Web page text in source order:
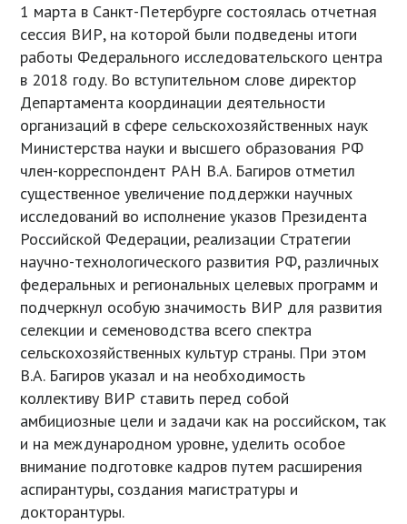
1 марта в Санкт-Петербурге состоялась отчетная
сессия ВИР, на которой были подведены итоги
работы Федерального исследовательского центра
в 2018 году. Во вступительном слове директор
Департамента координации деятельности
организаций в сфере сельскохозяйственных наук
Министерства науки и высшего образования РФ
член-корреспондент РАН В.А. Багиров отметил
существенное увеличение поддержки научных
исследований во исполнение указов Президента
Российской Федерации, реализации Стратегии
научно-технологического развития РФ, различных
федеральных и региональных целевых программ и
подчеркнул особую значимость ВИР для развития
селекции и семеноводства всего спектра
сельскохозяйственных культур страны. При этом
В.А. Багиров указал и на необходимость
коллективу ВИР ставить перед собой
амбициозные цели и задачи как на российском, так
и на международном уровне, уделить особое
внимание подготовке кадров путем расширения
аспирантуры, создания магистратуры и
докторантуры.